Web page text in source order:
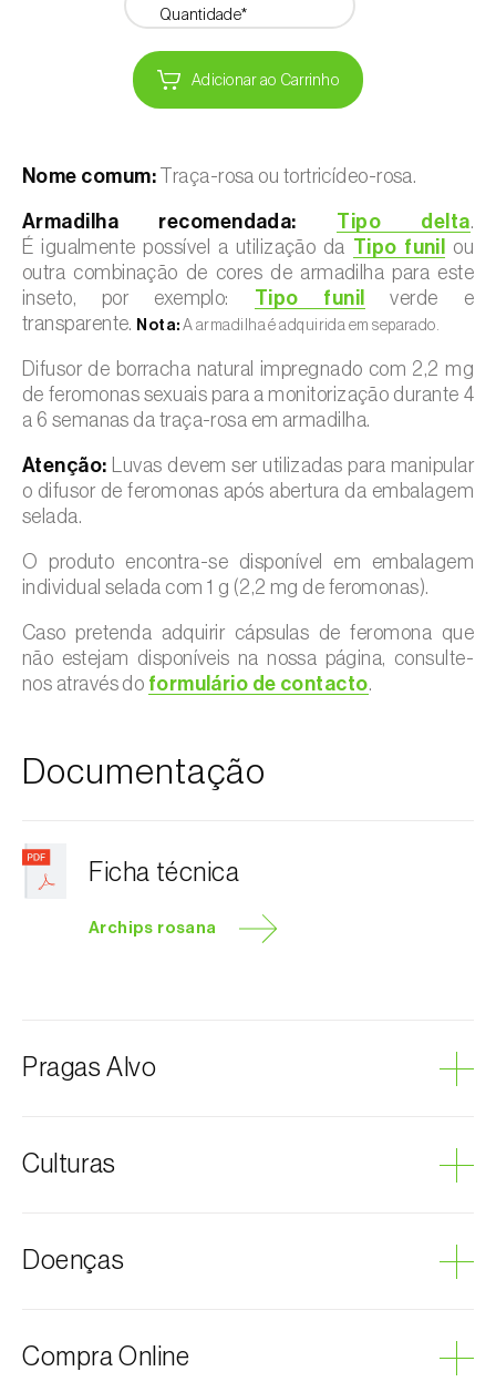
Quantidade*
Adicionar ao Carrinho
Nome comum:Traça-rosa ou tortricídeo-rosa.
Armadilha recomendada: Tipo delta.
É igualmente possível a utilização da Tipo funil
ou
outra combinação de cores de armadilha para este
inseto, por exemplo: Tipo funil
verde e
transparente. Nota: A armadilha é adquirida em separado.
Difusor de borracha natural impregnado com 2,2 mg
de feromonas sexuais para a monitorização durante 4
a 6 semanas da traça-rosa em armadilha.
Atenção: Luvas devem ser utilizadas para manipular
o difusor de feromonas após abertura da embalagem
selada.
O produto encontra-se disponível em embalagem
individual selada com 1 g (2,2 mg de feromonas).
Caso pretenda adquirir cápsulas de feromona que
não estejam disponíveis na nossa página, consulte-
nos através do formulário de contacto.
Documentação
Ficha técnica
Archips rosana
Pragas Alvo
Culturas
Aveleira
Damasqueiro / Alperce
Doenças
Compra Online